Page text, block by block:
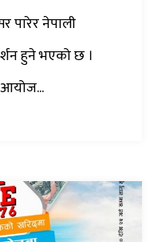
पारेर नेपाली
हुने भएको छ ।